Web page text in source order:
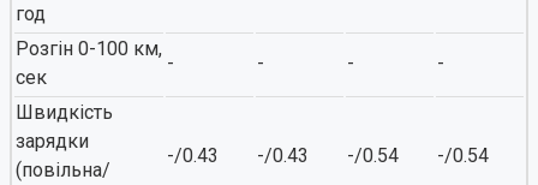
год
Розгін 0-100 км,
сек
- - - -
Швидкість
зарядки
(повільна/
-/0.43 -/0.43 -/0.54 -/0.54